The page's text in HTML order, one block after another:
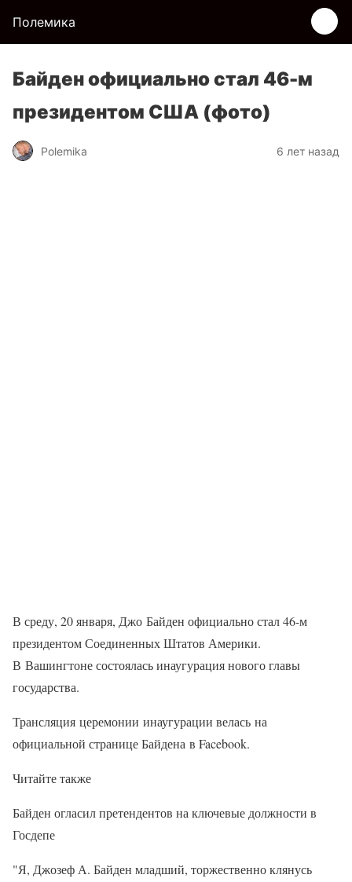
Полемика
Байден официально стал 46-м
президентом США (фото)
Polemika 6 лет назад
В среду, 20 января, Джо Байден официально стал 46-м
президентом Соединенных Штатов Америки.
В Вашингтоне состоялась инаугурация нового главы
государства.
Трансляция церемонии инаугурации велась на
официальной странице Байдена в Facebook.
Читайте также
Байден огласил претендентов на ключевые должности в
Госдепе
"Я, Джозеф А. Байден младший, торжественно клянусь